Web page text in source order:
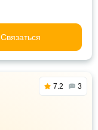
Связаться
7.2 3